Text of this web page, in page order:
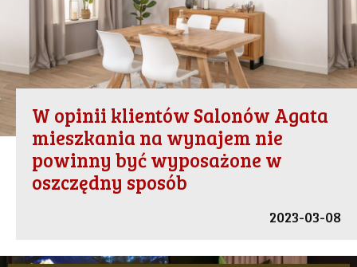
W opinii klientów Salonów Agata
mieszkania na wynajem nie
powinny być wyposażone w
oszczędny sposób
2023-03-08